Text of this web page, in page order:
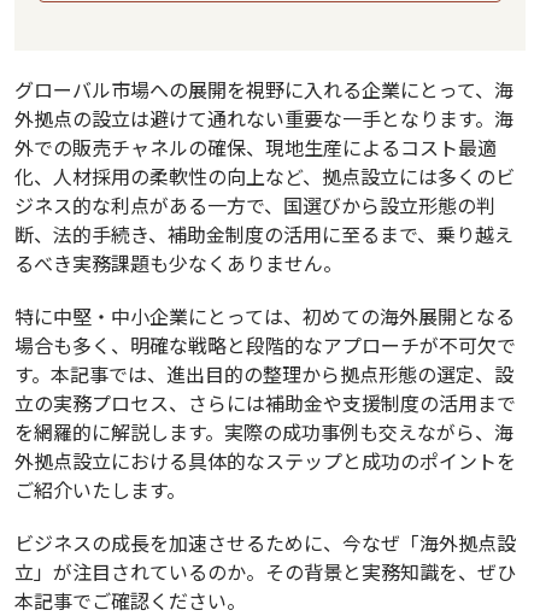
グローバル市場への展開を視野に入れる企業にとって、海
外拠点の設立は避けて通れない重要な一手となります。海
外での販売チャネルの確保、現地生産によるコスト最適
化、人材採用の柔軟性の向上など、拠点設立には多くのビ
ジネス的な利点がある一方で、国選びから設立形態の判
断、法的手続き、補助金制度の活用に至るまで、乗り越え
るべき実務課題も少なくありません。
特に中堅・中小企業にとっては、初めての海外展開となる
場合も多く、明確な戦略と段階的なアプローチが不可欠で
す。本記事では、進出目的の整理から拠点形態の選定、設
立の実務プロセス、さらには補助金や支援制度の活用まで
を網羅的に解説します。実際の成功事例も交えながら、海
外拠点設立における具体的なステップと成功のポイントを
ご紹介いたします。
ビジネスの成長を加速させるために、今なぜ「海外拠点設
立」が注目されているのか。その背景と実務知識を、ぜひ
本記事でご確認ください。